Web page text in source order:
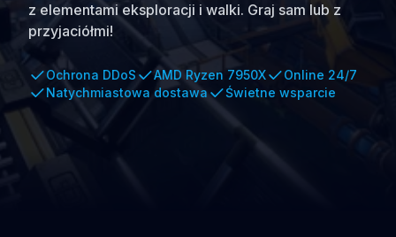
z elementami eksploracji i walki. Graj sam lub z
przyjaciółmi!
Ochrona DDoS AMD Ryzen 7950X
Online 24/7
Natychmiastowa dostawa
Świetne wsparcie